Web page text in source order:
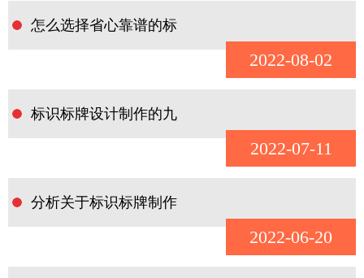
怎么选择省心靠谱的标
2022-08-02
标识标牌设计制作的九
2022-07-11
分析关于标识标牌制作
2022-06-20